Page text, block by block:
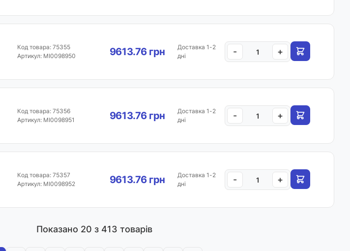
Код товара: 75355
Артикул: MI0098950
9613.76 грн
Доставка 1-2
дні
- +
Код товара: 75356
Артикул: MI0098951
9613.76 грн
Доставка 1-2
дні
- +
Код товара: 75357
Артикул: MI0098952
9613.76 грн
Доставка 1-2
дні
- +
Показано 20 з 413 товарів